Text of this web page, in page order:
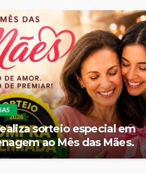
sorteio especial em
ao Mês das Mães.